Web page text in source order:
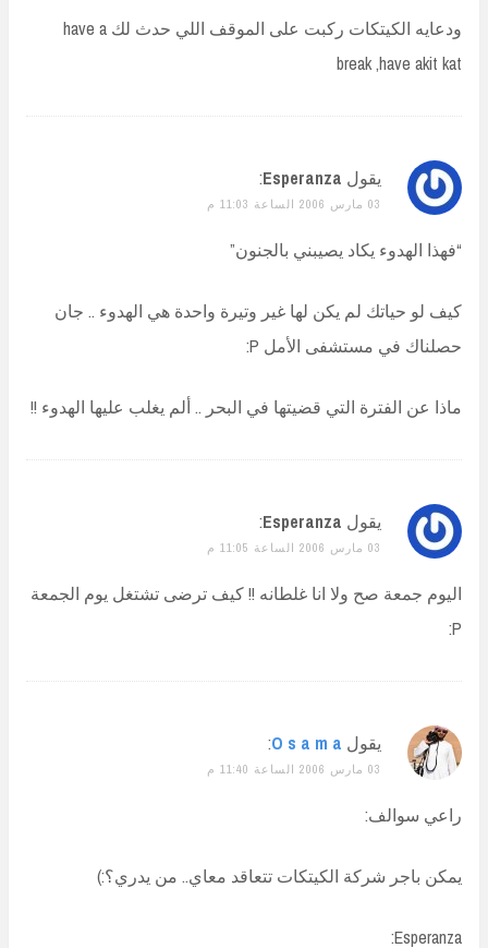
ودعايه الكيتكات ركبت على الموقف اللي حدث لك have a
break ,have akit kat
يقول Esperanza
:
03 مارس 2006 الساعة 11:03 م
“فهذا الهدوء يكاد يصيبني بالجنون”
كيف لو حياتك لم يكن لها غير وتيرة واحدة هي الهدوء .. جان
حصلناك في مستشفى الأمل P:
ماذا عن الفترة التي قضيتها في البحر .. ألم يغلب عليها الهدوء !!
يقول Esperanza
:
03 مارس 2006 الساعة 11:05 م
اليوم جمعة صح ولا انا غلطانه !! كيف ترضى تشتغل يوم الجمعة
P:
يقول O s a m a
:
03 مارس 2006 الساعة 11:40 م
راعي سوالف:
يمكن باجر شركة الكيتكات تتعاقد معاي.. من يدري؟:)
Esperanza: